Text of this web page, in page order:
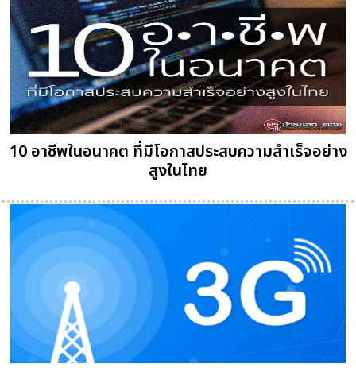
10 อาชีพในอนาคต ที่มีโอกาสประสบความสำเร็จอย่าง
สูงในไทย